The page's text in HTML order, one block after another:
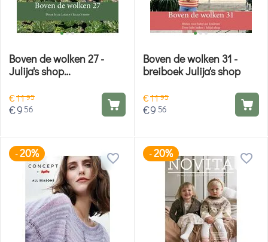
Boven de wolken 27 -
Julija's shop
€1195
€9 56
Boven de wolken 31 -
breiboek Julija's shop
€1195
€9 56
-20% -20%